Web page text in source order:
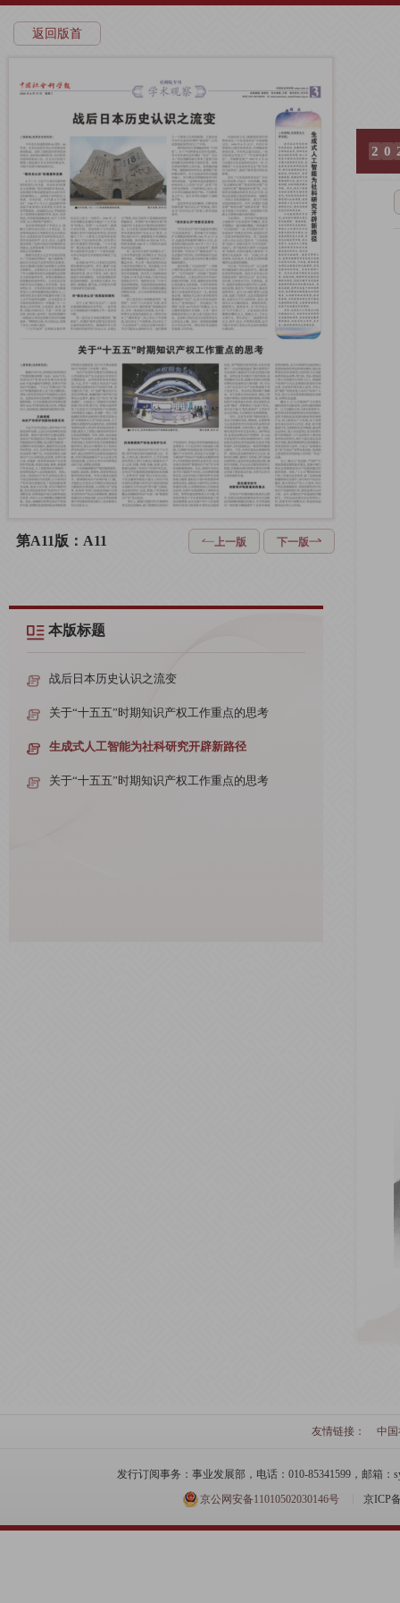
返回版首
第A11版：A11 上一版 下一版
本版标题
战后日本历史认识之流变
关于“十五五”时期知识产权工作重点的思考
生成式人工智能为社科研究开辟新路径
关于“十五五”时期知识产权工作重点的思考
2 0
友情链接： 中
发行订阅事务：事业发展部，电话：010-85341599，邮箱：
京公网安备11010502030146号
京ICP